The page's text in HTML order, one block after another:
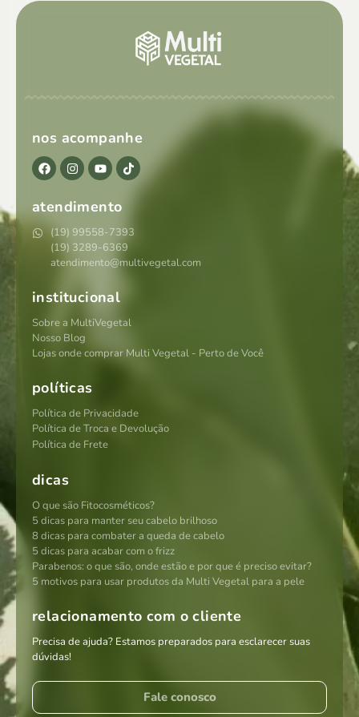
nos acompanhe
atendimento
(19) 99558-7393
(19) 3289-6369
atendimento@multivegetal.com
institucional
Sobre a MultiVegetal
Nosso Blog
Lojas onde comprar Multi Vegetal - Perto de Você
políticas
Política de Privacidade
Política de Troca e Devolução
Política de Frete
dicas
O que são Fitocosméticos?
5 dicas para manter seu cabelo brilhoso
8 dicas para combater a queda de cabelo
5 dicas para acabar com o frizz
Parabenos: o que são, onde estão e por que é preciso evitar?
5 motivos para usar produtos da Multi Vegetal para a pele
relacionamento com o cliente
Precisa de ajuda? Estamos preparados para esclarecer suas
dúvidas!
Fale conosco